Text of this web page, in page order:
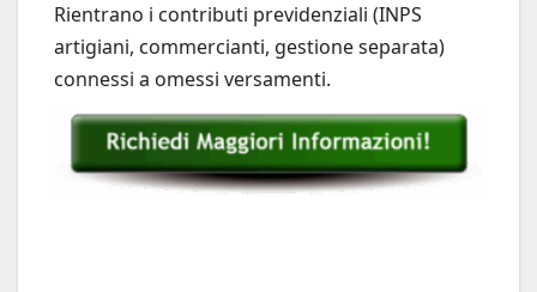
Rientrano i contributi previdenziali (INPS
artigiani, commercianti, gestione separata)
connessi a omessi versamenti.